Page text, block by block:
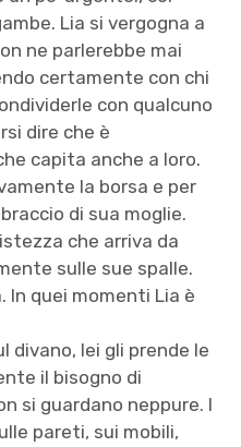
Lia si vergogna a
ne parlerebbe mai
certamente con chi
con qualcuno
dire che è
capita anche a loro.
la borsa e per
di sua moglie.
che arriva da
sulle sue spalle.
In quei momenti Lia è
divano, lei gli prende le
il bisogno di
si guardano neppure. I
pareti, sui mobili,